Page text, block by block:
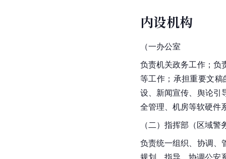
内设机构
（一办公室
负责机关政务工作；负
等工作；承担重要文
设、新闻宣传、舆论引
全管理、机房等软硬件
（二）指挥部（区域警
负责统一组织、协调、
规划、指导、协调公安